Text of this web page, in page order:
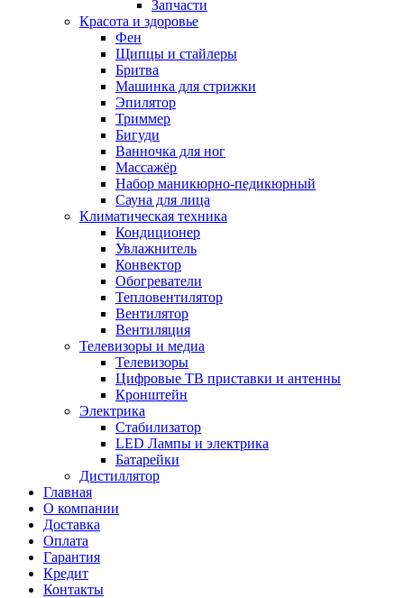
Запчасти
Красота и здоровье
Фен
Щипцы и стайлеры
Бритва
Машинка для стрижки
Эпилятор
Триммер
Бигуди
Ванночка для ног
Массажёр
Набор маникюрно-педикюрный
Сауна для лица
Климатическая техника
Кондиционер
Увлажнитель
Конвектор
Обогреватели
Тепловентилятор
Вентилятор
Вентиляция
Телевизоры и медиа
Телевизоры
Цифровые ТВ приставки и антенны
Кронштейн
Электрика
Стабилизатор
LED Лампы и электрика
Батарейки
Дистиллятор
Главная
О компании
Доставка
Оплата
Гарантия
Кредит
Контакты